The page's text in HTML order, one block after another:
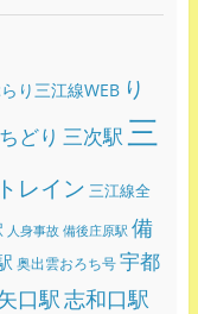
り三江線WEB り
どり 三次駅 三
レイン 三江線全
人身事故 備後庄原駅 備
奥出雲おろち号 宇都
口駅 志和口駅